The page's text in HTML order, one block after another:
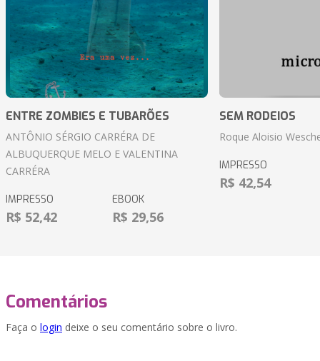
ENTRE ZOMBIES E TUBARÕES
ANTÔNIO SÉRGIO CARRÉRA DE
ALBUQUERQUE MELO E VALENTINA
CARRÉRA
IMPRESSO
R$ 52,42
EBOOK
R$ 29,56
SEM RODEIOS
Roque Aloisio
IMPRESSO
R$ 42,54
Comentários
Faça o login deixe o seu comentário sobre o livro.